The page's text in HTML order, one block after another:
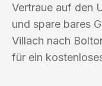
Vertraue auf den
und spare bares
Villach nach
für ein